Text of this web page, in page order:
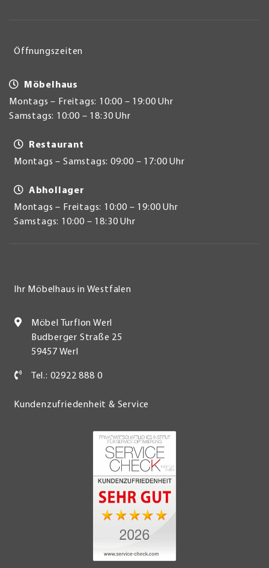
Öffnungszeiten
Möbelhaus
Montags – Freitags: 10:00 – 19:00 Uhr
Samstags: 10:00 – 18:30 Uhr
Restaurant
Montags – Samstags: 09:00 – 17:00 Uhr
Abhollager
Montags – Freitags: 10:00 – 19:00 Uhr
Samstags: 10:00 – 18:30 Uhr
Ihr Möbelhaus in Westfalen
Möbel Turflon Werl
Budberger Straße 25
59457 Werl
Tel.: 02922 888 0
Kundenzufriedenheit & Service